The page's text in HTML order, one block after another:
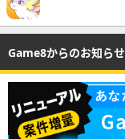
Game8からのお知らせ